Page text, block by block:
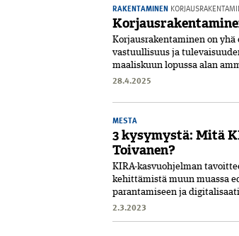
RAKENTAMINEN
Korjausrakentaminen on
vastuullisuus ja
maaliskuun lopussa alan
28.4.2025
MESTA
3 kysymystä: Mitä
Toivanen?
KIRA-kasvuohjelman
kehittämistä muun muassa
parantamiseen ja
2.3.2023